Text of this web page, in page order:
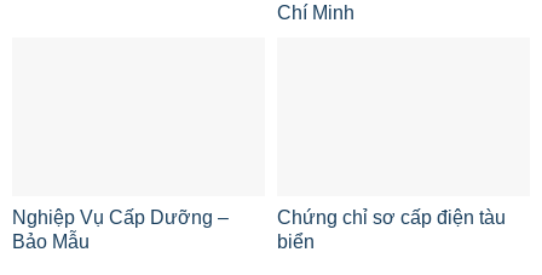
Chí Minh
Nghiệp Vụ Cấp Dưỡng –
Bảo Mẫu
Chứng chỉ sơ cấp điện tàu
biển